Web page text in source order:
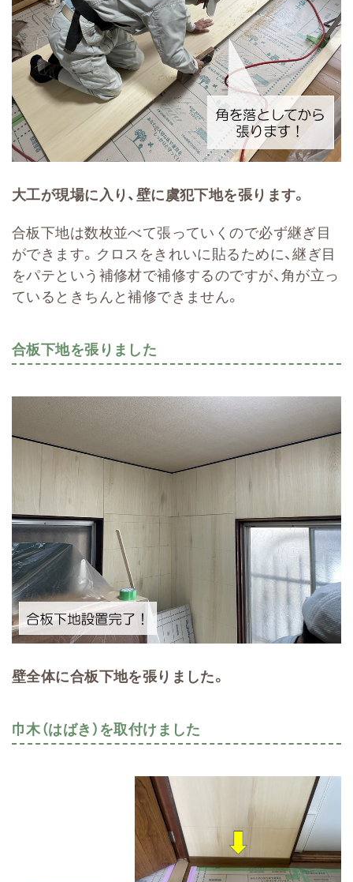
大工が現場に入り、壁に虞犯下地を張ります。
合板下地は数枚並べて張っていくので必ず継ぎ目
ができます。クロスをきれいに貼るために、継ぎ目
をパテという補修材で補修するのですが、角が立っ
ているときちんと補修できません。
合板下地を張りました
壁全体に合板下地を張りました。
巾木（はばき）を取付けました